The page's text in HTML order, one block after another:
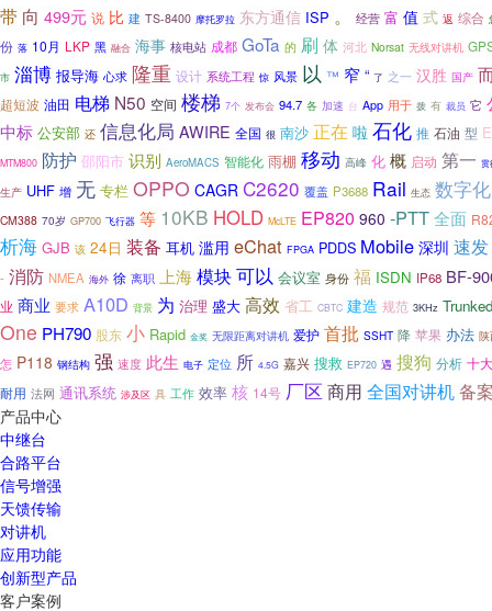
带 向 499元 说 比 建 TS-8400 摩托罗拉 东方通信 ISP 。 经营 富 值 式 返 综合
份 落 10月 LKP 黑 融合 海事 核电站 成都 GoTa 的 刷 体 河北 Norsat 无线对讲机
市 淄博 报导海 心求 隆重 设计 系统工程 惊 风景 以 ™ 窄 “ 了 之一 汉胜 国产
超短波 油田 电梯 N50 空间 楼梯 7个 发布会 94.7 各 加速 台 App 用于 拨 有 裁员 它
中标 公安部 还 信息化局 AWIRE 全国 很 南沙 正在 啦 石化 推 石油 型
MTM800 防护 邵阳市 识别 AeroMACS 智能化 雨棚 移动 高峰 化 概 启动 第一 贯
生产 UHF 增 无 专栏 OPPO CAGR C2620 覆盖 P3688 Rail 生态 数字化
CM388 70岁 GP700 飞行器 等 10KB HOLD McLTE EP820 960 -PTT全面
析海 GJB 该 24日 装备 耳机 滥用 eChat FPGA PDDS Mobile 深圳 速发
- 消防 NMEA 海外 徐 离职 上海模块可以 会议室 身份 福 ISDN IP68 BF-
业 商业 要求 A10D 背景 为 治理 盛大 高效 省工 CBTC 建造 规范 3KHz Trunked
One PH790 股东 小 Rapid 金奖 无限距离对讲机 爱护 首批 SSHT 降 苹果 办法
怎 P118 钢结构 强 速度 此生 电子 定位 所 4.5G 嘉兴 搜救 EP720 遇 搜狗 分析 十大
耐用 法网 通讯系统 涉及区 具 工作 效率 核 14号 厂区 商用 全国对讲机备案
产品中心
中继台
合路平台
信号增强
天馈传输
对讲机
应用功能
创新型产品
客户案例